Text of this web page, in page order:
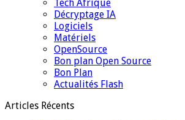
Tech Afrique
Décryptage IA
Logiciels
Matériels
OpenSource
Bon plan Open Source
Bon Plan
Actualités Flash
Articles Récents